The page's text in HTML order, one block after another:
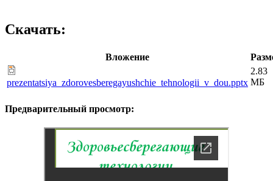
Скачать:
Вложение
prezentatsiya_zdorovesberegayushchie_tehnologii_v_dou.pptx
2.83
МБ
Предварительный просмотр: